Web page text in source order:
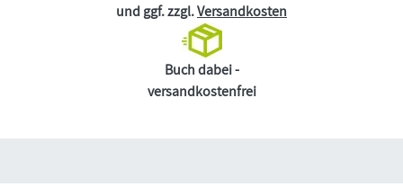
und ggf. zzgl.Versandkosten
Buch dabei -
versandkostenfrei